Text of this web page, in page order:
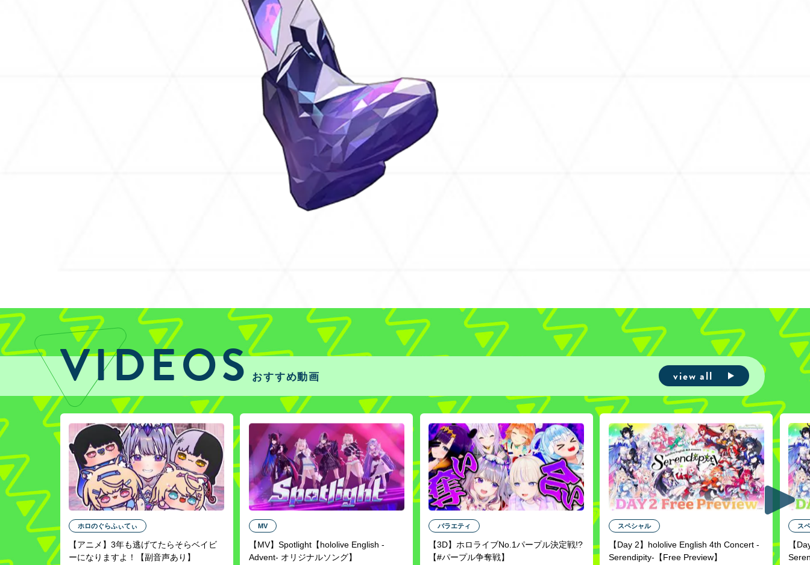
VIDEOSおすすめ動画 view all
ホロのぐらふぃてぃ
【アニメ】3年も​逃げてたら​そらベイビ
ーに​なりますよ！【副音声あり】
MV
【MV】Spotlight【hololive English -
Advent- オリジナルソング】
バラエティ
【3D】ホロライブNo.1パープル決定戦!?
【#パープル争奪戦】
スペシャル
【Day 2】hololive English 4th Concert -
Serendipity-【Free Preview】
ス
【